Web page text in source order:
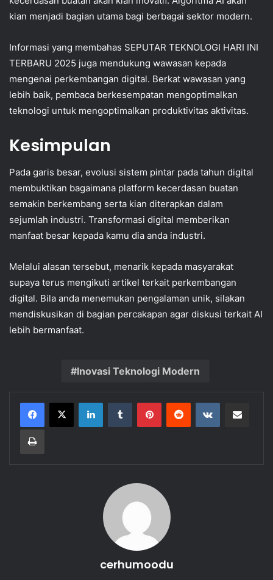
kian menjadi bagian utama bagi berbagai sektor modern.
Informasi yang membahas SEPUTAR TEKNOLOGI HARI INI
TERBARU 2025 juga mendukung wawasan kepada
mengenai perkembangan digital. Berkat wawasan yang
lebih baik, pembaca berkesempatan mengoptimalkan
teknologi untuk mengoptimalkan produktivitas aktivitas.
Kesimpulan
Pada garis besar, evolusi sistem pintar pada tahun digital
membuktikan bagaimana platform kecerdasan buatan
semakin berkembang serta kian diterapkan dalam
sejumlah industri. Transformasi digital memberikan
manfaat besar kepada kamu dia anda industri.
Melalui alasan tersebut, menarik kepada masyarakat
supaya terus mengikuti artikel terkait perkembangan
digital. Bila anda menemukan pengalaman unik, silakan
mendiskusikan di bagian percakapan agar diskusi terkait AI
lebih bermanfaat.
Inovasi Teknologi Modern
LinkedInTumblr PinterestReddit VKontakte
Print
cerhumoodu